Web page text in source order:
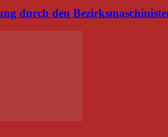
durch den